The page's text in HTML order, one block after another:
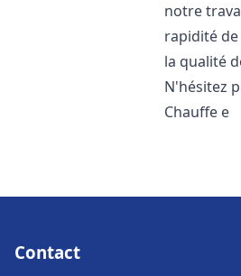
notre
rapidité
la qualité
N'hésitez
Chauffe e
Contact